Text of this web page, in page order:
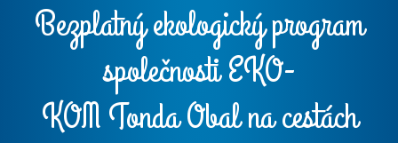
Bezplatný ekologický program
společnosti EKO-
KOM Tonda Obal na cestách